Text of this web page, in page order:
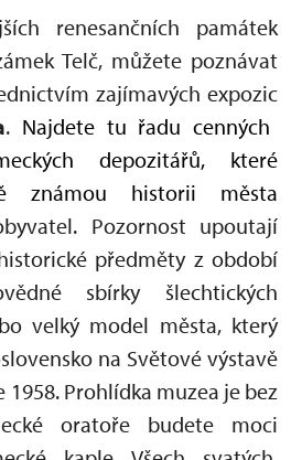
renesančních památek
Telč, můžete poznávat
zajímavých expozic
. Najdete tu řadu cenných
depozitářů, které
známou historii města
Pozornost upoutají
předměty z období
sbírky šlechtických
velký model města, který
na Světové výstavě
1958. Prohlídka muzea je bez
oratoře budete moci